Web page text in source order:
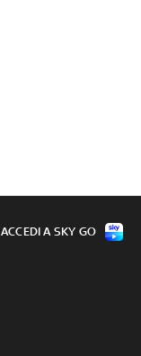
ACCEDI A SKY GO